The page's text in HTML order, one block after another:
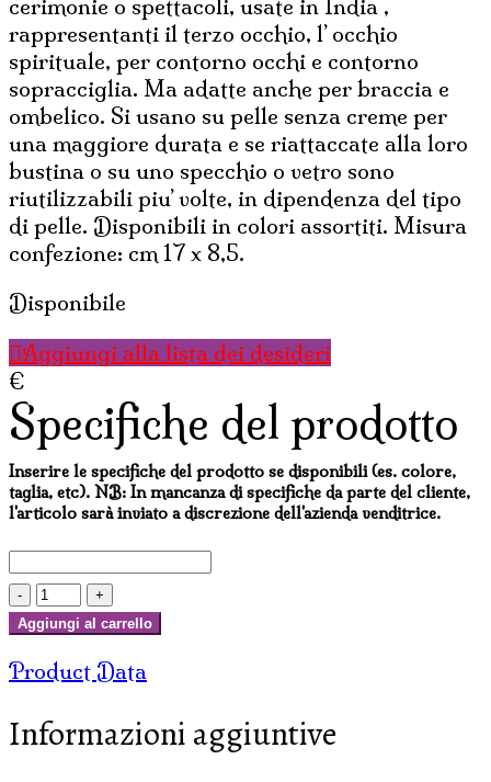
cerimonie o spettacoli, usate in India ,
rappresentanti il terzo occhio, l’ occhio
spirituale, per contorno occhi e contorno
sopracciglia. Ma adatte anche per braccia e
ombelico. Si usano su pelle senza creme per
una maggiore durata e se riattaccate alla loro
bustina o su uno specchio o vetro sono
riutilizzabili piu’ volte, in dipendenza del tipo
di pelle. Disponibili in colori assortiti. Misura
confezione: cm 17 x 8,5.
Disponibile
Aggiungi alla lista dei desideri
€
Specifiche del prodotto
Inserire le specifiche del prodotto se disponibili (es. colore,
taglia, etc). NB: In mancanza di specifiche da parte del cliente,
l'articolo sarà inviato a discrezione dell'azienda venditrice.
BINDI
SPECIALI
SPETTACOLO
CERIMONIA
quantità
Aggiungi al carrello
Product Data
Informazioni aggiuntive